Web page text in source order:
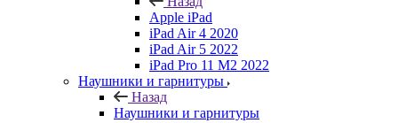
Apple iPad
iPad Air 4 2020
iPad Air 5 2022
iPad Pro 11 M2 2022
Наушники и гарнитуры
Назад
Наушники и гарнитуры